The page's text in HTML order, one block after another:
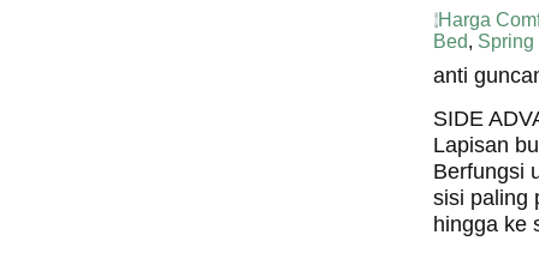
Harga
Bed, Spring
anti
SIDE
Lapisan
Berfungsi
sisi paling
hingga ke